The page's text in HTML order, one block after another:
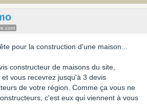
pour la construction d'une maison...
constructeur de maisons du site,
vous recevrez jusqu'à 3 devis
de votre région. Comme ça vous ne
c'est eux qui viennent à vous